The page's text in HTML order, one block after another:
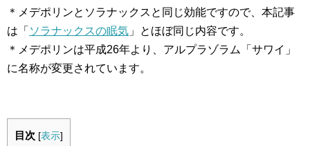
＊メデポリンとソラナックスと同じ効能ですので、本記事
は「 ソラナックスの眠気 」とほぼ同じ内容です。
＊メデポリンは平成26年より、アルプラゾラム「サワイ」
に名称が変更されています。
目次 [表示]